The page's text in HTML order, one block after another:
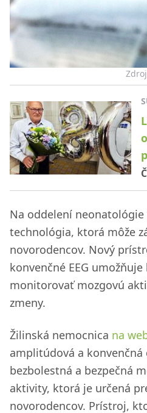
Na oddelení
technológia, ktorá môže
novorodencov. Nový
konvenčné EEG
monitorovať mozgovú
zmeny.
Žilinská nemocnica na
amplitúdová a
bezbolestná a bezpečná
aktivity, ktorá je určená
novorodencov. Prístroj,